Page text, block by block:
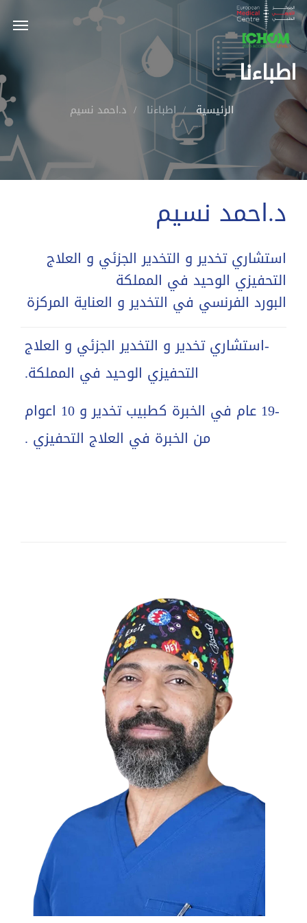
اطباءنا
الرئيسية اطباءنا د.احمد نسيم
د.احمد نسيم
استشاري تخدير و التخدير الجزئي و العلاج
التحفيزي الوحيد في المملكة
البورد الفرنسي في التخدير و العناية المركزة
-استشاري تخدير و التخدير الجزئي و العلاج
التحفيزي الوحيد في المملكة.
-19 عام في الخبرة كطبيب تخدير و 10 اعوام
من الخبرة في العلاج التحفيزي .